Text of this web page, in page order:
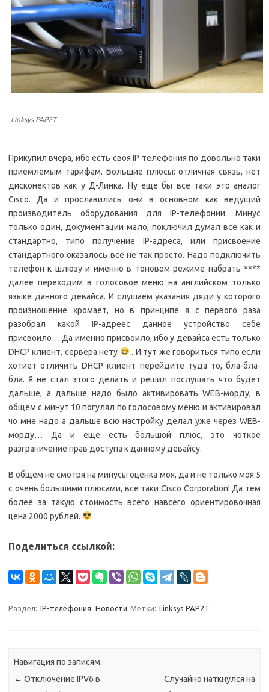
Linksys PAP2T
Прикупил вчера, ибо есть своя IP телефония по довольно таки
приемлемым тарифам. Большие плюсы: отличная связь, нет
дисконектов как у Д-Линка. Ну еще бы все таки это аналог
Cisco. Да и прославились они в основном как ведущий
производитель оборудования для IP-телефонии. Минус
только один, документации мало, поключил думал все как и
стандартно, типо получение IP-адреса, или присвоение
стандартного оказалось все не так просто. Надо подключить
телефон к шлюзу и именно в тоновом режиме набрать ****
далее переходим в голосовое меню на английском только
языке данного девайса. И слушаем указания дяди у которого
произношение хромает, но в принципе я с первого раза
разобрал какой IP-адреес данное устройство себе
присвоило… Да именно присвоило, ибо у девайса есть только
DHCP клиент, сервера нету
. И тут же говориться типо если
хотиет отличить DHCP клиент перейдите туда то, бла-бла-
бла. Я не стал этого делать и решил послушать что будет
дальше, а дальше надо было активировать WEB-морду, в
общем с минут 10 погулял по голосовому меню и активировал
чо мне надо а дальше всю настройку делал уже через WEB-
морду… Да и еще есть большой плюс, это чоткое
разграничение прав доступа к данному девайсу.
В общем не смотря на минусы оценка моя, да и не только моя 5
с очень большими плюсами, все таки Cisco Corporation! Да тем
более за такую стоимость всего навсего ориентировочная
цена 2000 рублей.
Поделиться ссылкой:
Раздел: IP-телефония Новости Метки: Linksys PAP2T
Навигация по записям
← Отключение IPV6 в
Случайно наткнулся на